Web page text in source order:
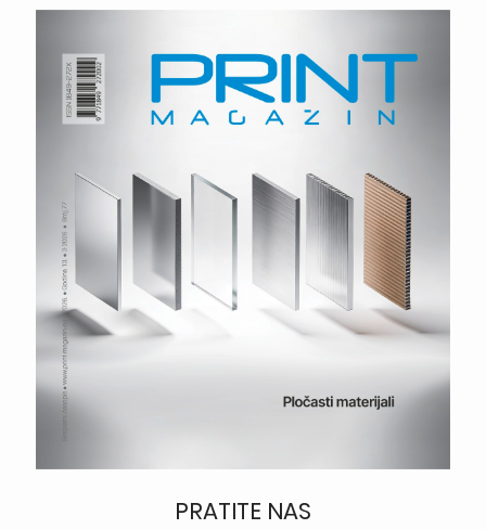
PRATITE NAS